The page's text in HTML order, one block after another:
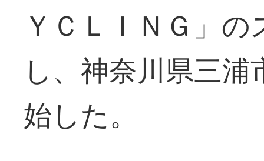
ＹＣＬＩＮＧ」
し、神奈川県三
始した。